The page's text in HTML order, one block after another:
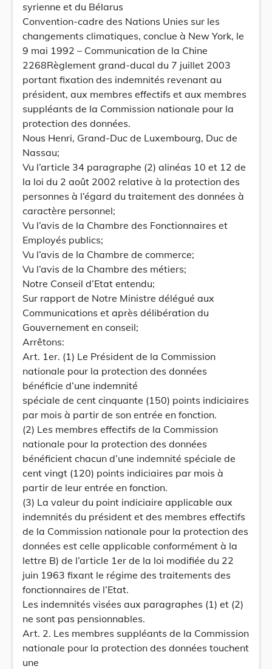
syrienne et du Bélarus
Convention-cadre des Nations Unies sur les
changements climatiques, conclue à New York, le
9 mai 1992 – Communication de la Chine
2268Règlement grand-ducal du 7 juillet 2003
portant fixation des indemnités revenant au
président, aux membres effectifs et aux membres
suppléants de la Commission nationale pour la
protection des données.
Nous Henri, Grand-Duc de Luxembourg, Duc de
Nassau;
Vu l’article 34 paragraphe (2) alinéas 10 et 12 de
la loi du 2 août 2002 relative à la protection des
personnes à l’égard du traitement des données à
caractère personnel;
Vu l’avis de la Chambre des Fonctionnaires et
Employés publics;
Vu l’avis de la Chambre de commerce;
Vu l’avis de la Chambre des métiers;
Notre Conseil d’Etat entendu;
Sur rapport de Notre Ministre délégué aux
Communications et après délibération du
Gouvernement en conseil;
Arrêtons:
Art. 1er. (1) Le Président de la Commission
nationale pour la protection des données
bénéficie d’une indemnité
spéciale de cent cinquante (150) points indiciaires
par mois à partir de son entrée en fonction.
(2) Les membres effectifs de la Commission
nationale pour la protection des données
bénéficient chacun d’une indemnité spéciale de
cent vingt (120) points indiciaires par mois à
partir de leur entrée en fonction.
(3) La valeur du point indiciaire applicable aux
indemnités du président et des membres effectifs
de la Commission nationale pour la protection des
données est celle applicable conformément à la
lettre B) de l’article 1er de la loi modifiée du 22
juin 1963 fixant le régime des traitements des
fonctionnaires de l’Etat.
Les indemnités visées aux paragraphes (1) et (2)
ne sont pas pensionnables.
Art. 2. Les membres suppléants de la Commission
nationale pour la protection des données touchent
une